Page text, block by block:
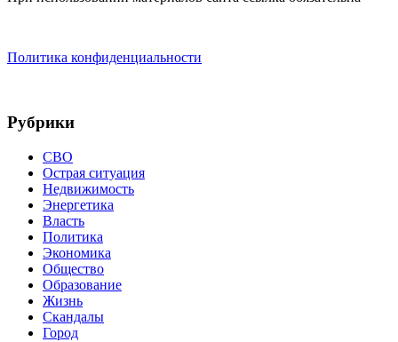
Политика конфиденциальности
Рубрики
СВО
Острая ситуация
Недвижимость
Энергетика
Власть
Политика
Экономика
Общество
Образование
Жизнь
Скандалы
Город